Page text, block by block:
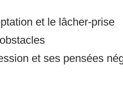
et le lâcher-prise
et ses pensées